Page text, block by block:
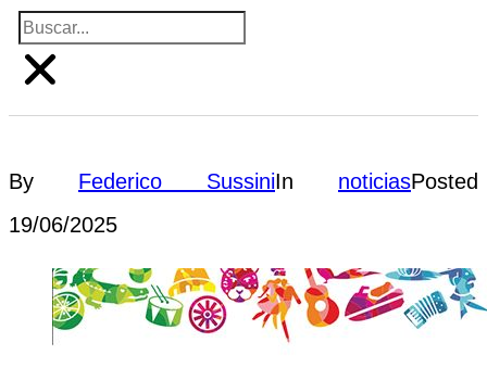
By Federico SussiniIn noticiasPosted
19/06/2025